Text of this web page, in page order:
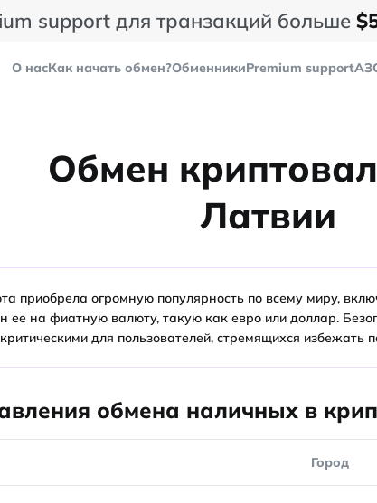
support для транзакций больше
О насКак начать обмен?ОбменникиPremium support
Обмен
Латвии
приобрела огромную популярность по всему миру,
ее на фиатную валюту, такую как евро или доллар.
для пользователей, стремящихся избежать
обмена наличных в
Город